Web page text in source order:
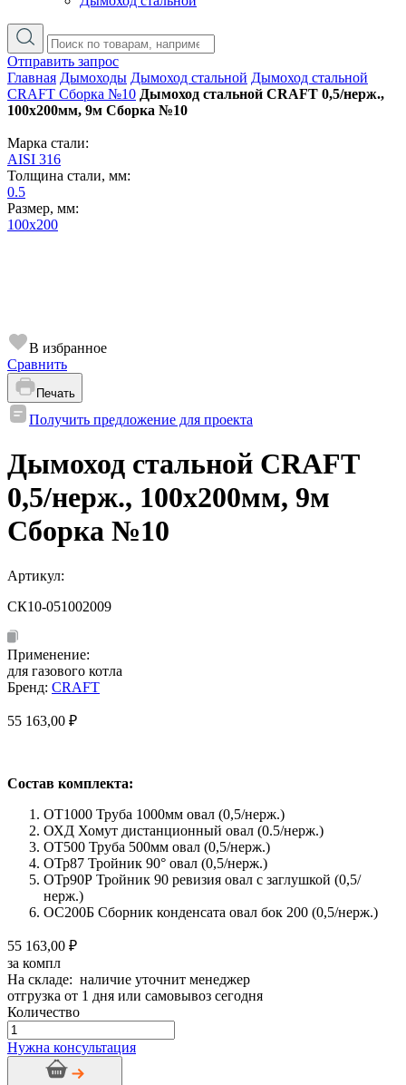
Отправить запрос
Главная Дымоходы Дымоход стальной Дымоход стальной
CRAFT Сборка №10 Дымоход стальной CRAFT 0,5/нерж.,
100х200мм, 9м Сборка №10
Марка стали:
AISI 316
Толщина стали, мм:
0.5
Размер, мм:
100х200
В избранное
Сравнить
Печать
Получить предложение для проекта
Дымоход стальной CRAFT
0,5/нерж., 100х200мм, 9м
Сборка №10
Артикул:
СК10-051002009
Применение:
для газового котла
Бренд: CRAFT
55 163,00 ₽
Состав комплекта:
ОТ1000 Труба 1000мм овал (0,5/нерж.)
ОХД Хомут дистанционный овал (0.5/нерж.)
ОТ500 Труба 500мм овал (0,5/нерж.)
ОТр87 Тройник 90° овал (0,5/нерж.)
ОТр90Р Тройник 90 ревизия овал с заглушкой (0,5/
нерж.)
ОС200Б Сборник конденсата овал бок 200 (0,5/нерж.)
55 163,00 ₽
за компл
На складе: наличие уточнит менеджер
отгрузка от 1 дня или самовывоз сегодня
Количество
Количество
товара
Дымоход
стальной
Нужна консультация